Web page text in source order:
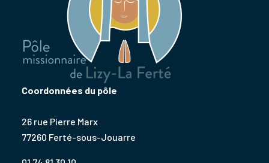
Coordonnées du pôle
26 rue Pierre Marx
77260 Ferté-sous-Jouarre